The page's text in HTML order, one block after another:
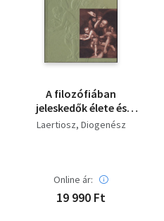
A filozófiában
jeleskedők élete és
nézetei 2.
Laertiosz, Diogenész
Online ár:
19 990 Ft